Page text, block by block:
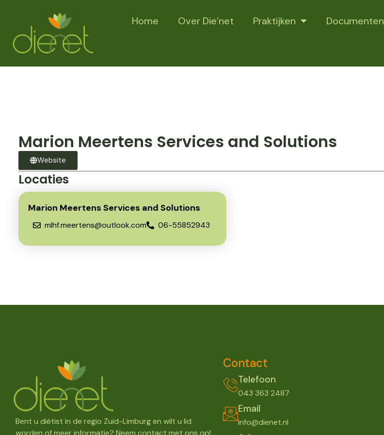
Home Over Die’net Praktijken Documenten
Marion Meertens Services and Solutions
Website
Locaties
Marion Meertens Services and Solutions
mlhf.meertens@outlook.com 06-55852943
Bent u diëtist in de regio Zuid-Limburg en wilt u lid
worden of meer informatie? Neem contact met ons op!
Contact
Telefoon
043 363 2487
Email
info@dienet.nl